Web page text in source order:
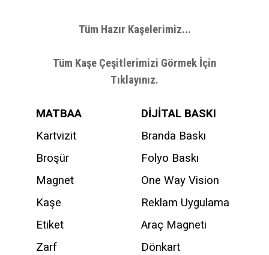
Tüm Hazır Kaşelerimiz...
Tüm Kaşe Çeşitlerimizi Görmek İçin
Tıklayınız.
MATBAA
Kartvizit
Broşür
Magnet
Kaşe
Etiket
Zarf
DİJİTAL BASKI
Branda Baskı
Folyo Baskı
One Way Vision
Reklam Uygulama
Araç Magneti
Dönkart